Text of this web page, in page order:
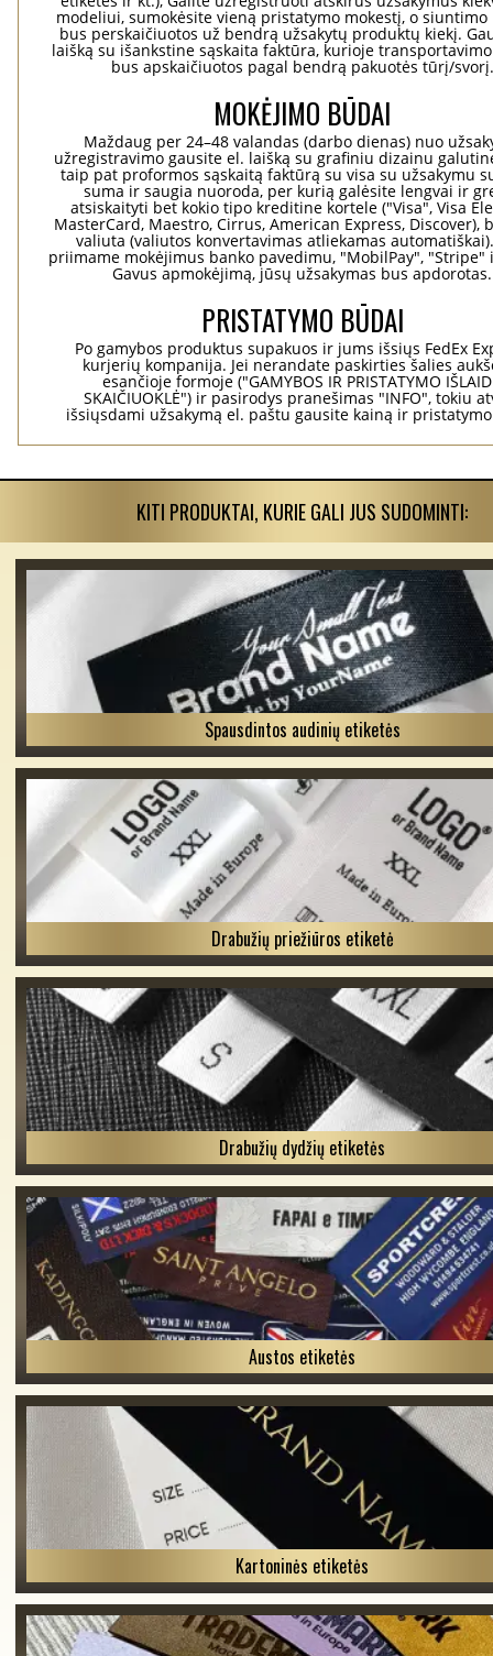
modeliui, sumokėsite vieną pristatymo mokestį, o siuntimo
bus perskaičiuotos už bendrą užsakytų produktų kiekį.
laišką su išankstine sąskaita faktūra, kurioje
bus apskaičiuotos pagal bendrą pakuotės tūrį/svorį.
MOKĖJIMO BŪDAI
Maždaug per 24–48 valandas (darbo dienas) nuo
užregistravimo gausite el. laišką su grafiniu dizainu
taip pat proformos sąskaitą faktūrą su visa su užsakymu
suma ir saugia nuoroda, per kurią galėsite lengvai ir
atsiskaityti bet kokio tipo kreditine kortele ("Visa", Visa
MasterCard, Maestro, Cirrus, American Express, Discover),
valiuta (valiutos konvertavimas atliekamas
priimame mokėjimus banko pavedimu, "MobilPay", "Stripe"
Gavus apmokėjimą, jūsų užsakymas bus apdorotas.
PRISTATYMO BŪDAI
Po gamybos produktus supakuos ir jums išsiųs FedEx
kurjerių kompanija. Jei nerandate paskirties šalies
esančioje formoje ("GAMYBOS IR PRISTATYMO
SKAIČIUOKLĖ") ir pasirodys pranešimas "INFO", tokiu
išsiųsdami užsakymą el. paštu gausite kainą ir
KITI PRODUKTAI, KURIE GALI JUS SUDOMINTI:
Spausdintos audinių etiketės
Drabužių priežiūros etiketė
Drabužių dydžių etiketės
Austos etiketės
Kartoninės etiketės